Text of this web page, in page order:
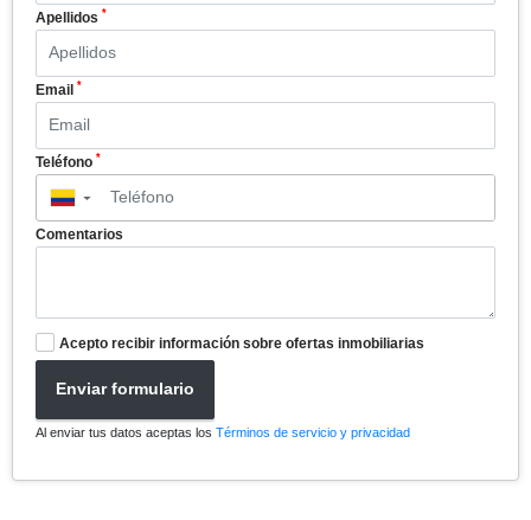
Apellidos *
Email *
Teléfono *
▼
Comentarios
Acepto recibir información sobre ofertas inmobiliarias
Enviar formulario
Al enviar tus datos aceptas los Términos de servicio y privacidad